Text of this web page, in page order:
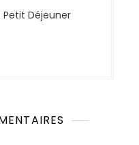
Petit Déjeuner